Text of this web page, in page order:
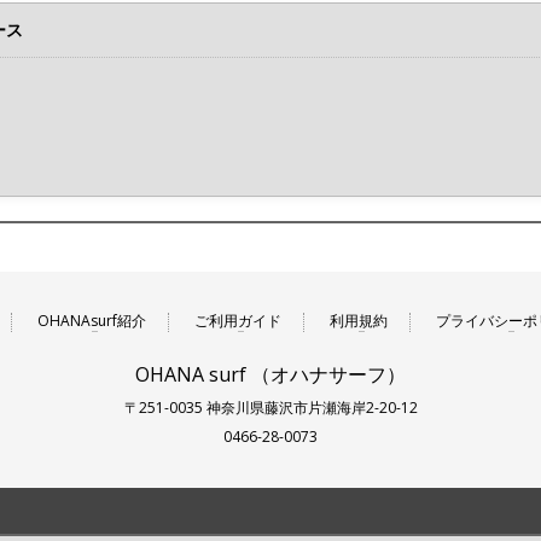
ス
OHANAsurf紹介 ご利用ガイド 利用規約 プライバシーポ
OHANA surf （オハナサーフ）
〒251-0035 神奈川県藤沢市片瀬海岸2-20-12
0466-28-0073